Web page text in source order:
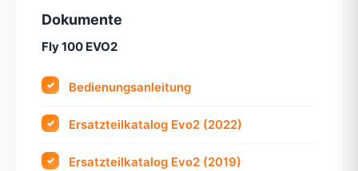
Dokumente
Fly 100 EVO2
Bedienungsanleitung
Ersatzteilkatalog Evo2 (2022)
Ersatzteilkatalog Evo2 (2019)